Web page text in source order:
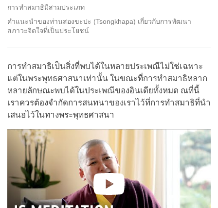
การทำสมาธิมีสามประเภท
คำแนะนำของท่านสองขะปะ (Tsongkhapa) เกี่ยวกับการพัฒนา
สภาวะจิตใจที่เป็นประโยชน์
การทำสมาธิเป็นสิ่งที่พบได้ในหลายประเพณีไม่ใช่เฉพาะ
แต่ในพระพุทธศาสนาเท่านั้น ในขณะที่การทำสมาธิหลาก
หลายลักษณะพบได้ในประเพณีของอินเดียทั้งหมด ณที่นี้
เราควรต้องจำกัดการสนทนาของเราไว้ที่การทำสมาธิที่นำ
เสนอไว้ในทางพระพุทธศาสนา